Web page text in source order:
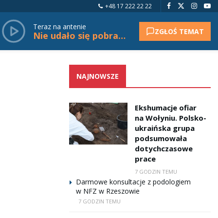
+48 17 222 22 22
Teraz na antenie
Nie udało się pobrać tytułu. ZGŁOŚ TEMAT
NAJNOWSZE
Ekshumacje ofiar
na Wołyniu. Polsko-
ukraińska grupa
podsumowała
dotychczasowe
prace
7 GODZIN TEMU
Darmowe konsultacje z podologiem
w NFZ w Rzeszowie
7 GODZIN TEMU